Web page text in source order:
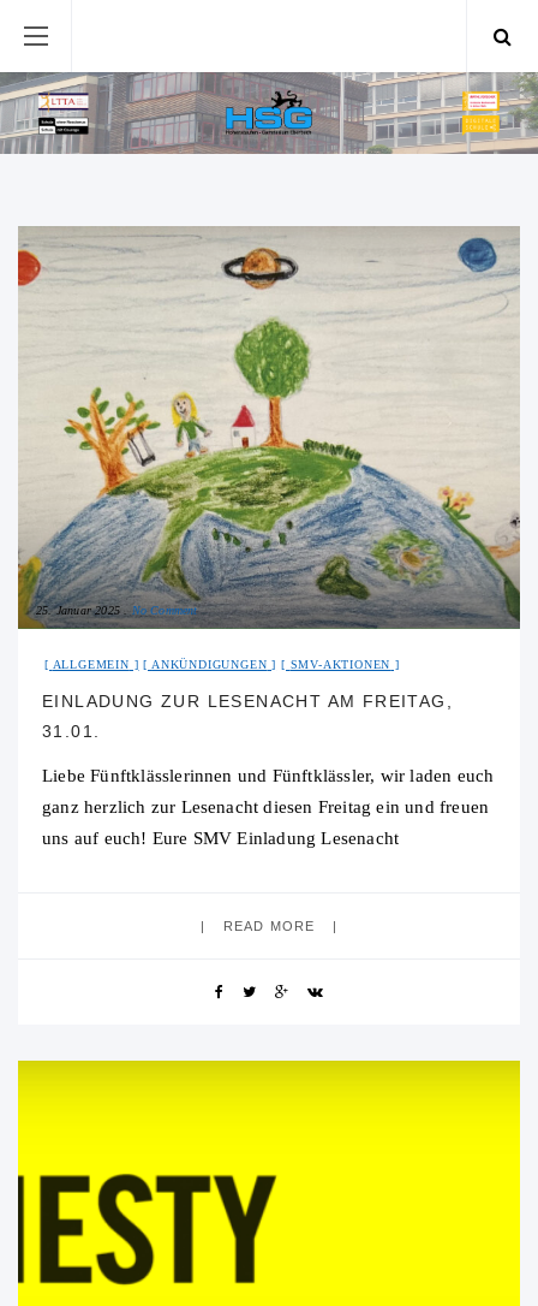
25. Januar 2025 No Comment
ALLGEMEIN ANKÜNDIGUNGEN SMV-AKTIONEN
EINLADUNG ZUR LESENACHT AM FREITAG,
31.01.
Liebe Fünftklässlerinnen und Fünftklässler, wir laden euch
ganz herzlich zur Lesenacht diesen Freitag ein und freuen
uns auf euch! Eure SMV Einladung Lesenacht
READ MORE